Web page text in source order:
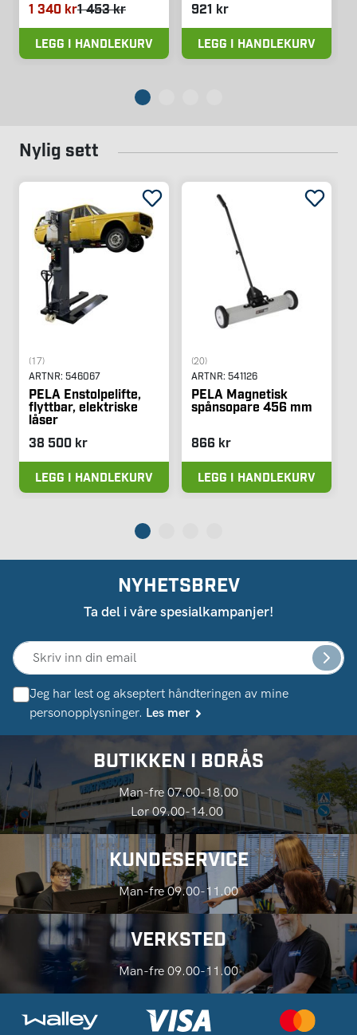
1 340 kr1 453 kr
LEGG I HANDLEKURV
921 kr
LEGG I HANDLEKURV
Nylig sett
(17)
ARTNR: 546067
PELA Enstolpelifte,
flyttbar, elektriske
låser
38 500 kr
LEGG I HANDLEKURV
(20)
ARTNR: 541126
PELA Magnetisk
spånsopare 456 mm
866 kr
LEGG I HANDLEKURV
NYHETSBREV
Ta del i våre spesialkampanjer!
Jeg har lest og akseptert håndteringen av mine
personopplysninger. Les mer
BUTIKKEN I BORÅS
Man-fre 07.00-18.00
Lør 09.00-14.00
KUNDESERVICE
Man-fre 09.00-11.00
VERKSTED
Man-fre 09.00-11.00